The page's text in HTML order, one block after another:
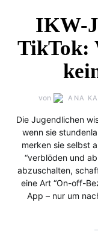
IKW-
TikTok:
von ANA
Die Jugendlichen
wenn sie
merken sie selbst
“verblöden und
abzuschalten,
eine Art “On-off-
App – nur um